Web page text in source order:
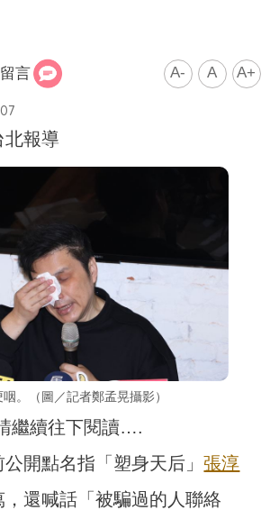
留言 A- A A+
北報導
。（圖／記者鄭孟晃攝影）
繼續往下閱讀….
公開點名指「塑身天后」張淳
，還喊話「被騙過的人聯絡